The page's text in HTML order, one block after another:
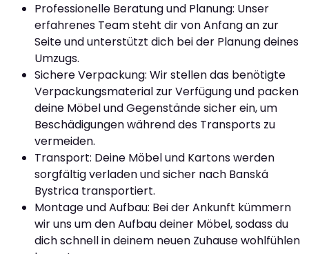
Professionelle Beratung und Planung: Unser
erfahrenes Team steht dir von Anfang an zur
Seite und unterstützt dich bei der Planung deines
Umzugs.
Sichere Verpackung: Wir stellen das benötigte
Verpackungsmaterial zur Verfügung und packen
deine Möbel und Gegenstände sicher ein, um
Beschädigungen während des Transports zu
vermeiden.
Transport: Deine Möbel und Kartons werden
sorgfältig verladen und sicher nach Banská
Bystrica transportiert.
Montage und Aufbau: Bei der Ankunft kümmern
wir uns um den Aufbau deiner Möbel, sodass du
dich schnell in deinem neuen Zuhause wohlfühlen